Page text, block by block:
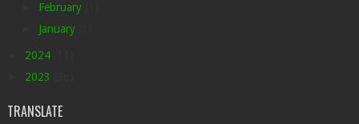
February
January
2024
2023
TRANSLATE